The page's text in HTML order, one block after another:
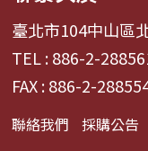
臺北市104中山區
TEL : 886-2-
FAX : 886-2-
聯絡我們 採購公告